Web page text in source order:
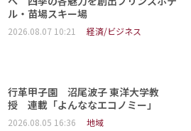
ル・苗場スキー場
2026.08.07 10:21 経済/ビジネス
行革甲子園 沼尾波子 東洋大学教
授 連載「よんななエコノミー」
2026.08.05 16:36 地域